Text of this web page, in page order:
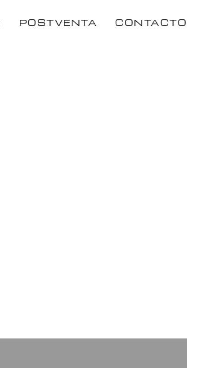
POSTVENTA CONTACTO